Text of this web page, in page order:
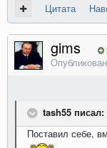
Цитата
gims
tash55 писал:
Поставил себе,